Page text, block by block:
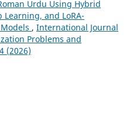
Urdu Using Hybrid
and LoRA-
, International Journal
Problems and
(2026)